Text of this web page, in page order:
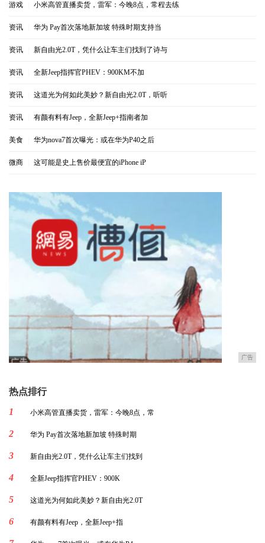
游戏 小米高管直播卖货，雷军：今晚8点，常程去练
资讯 华为 Pay首次落地新加坡 特殊时期支持当
资讯 新自由光2.0T，凭什么让车主们找到了诗与
资讯 全新Jeep指挥官PHEV：900KM不加
资讯 这道光为何如此美妙？新自由光2.0T，听听
资讯 有颜有料有Jeep，全新Jeep+指南者加
美食 华为nova7首次曝光：或在华为P40之后
微商 这可能是史上售价最便宜的iPhone iP
广告
热点排行
1
小米高管直播卖货，雷军：今晚8点，常
2 华为 Pay首次落地新加坡 特殊时期
3 新自由光2.0T，凭什么让车主们找到
4 全新Jeep指挥官PHEV：900K
5 这道光为何如此美妙？新自由光2.0T
6 有颜有料有Jeep，全新Jeep+指